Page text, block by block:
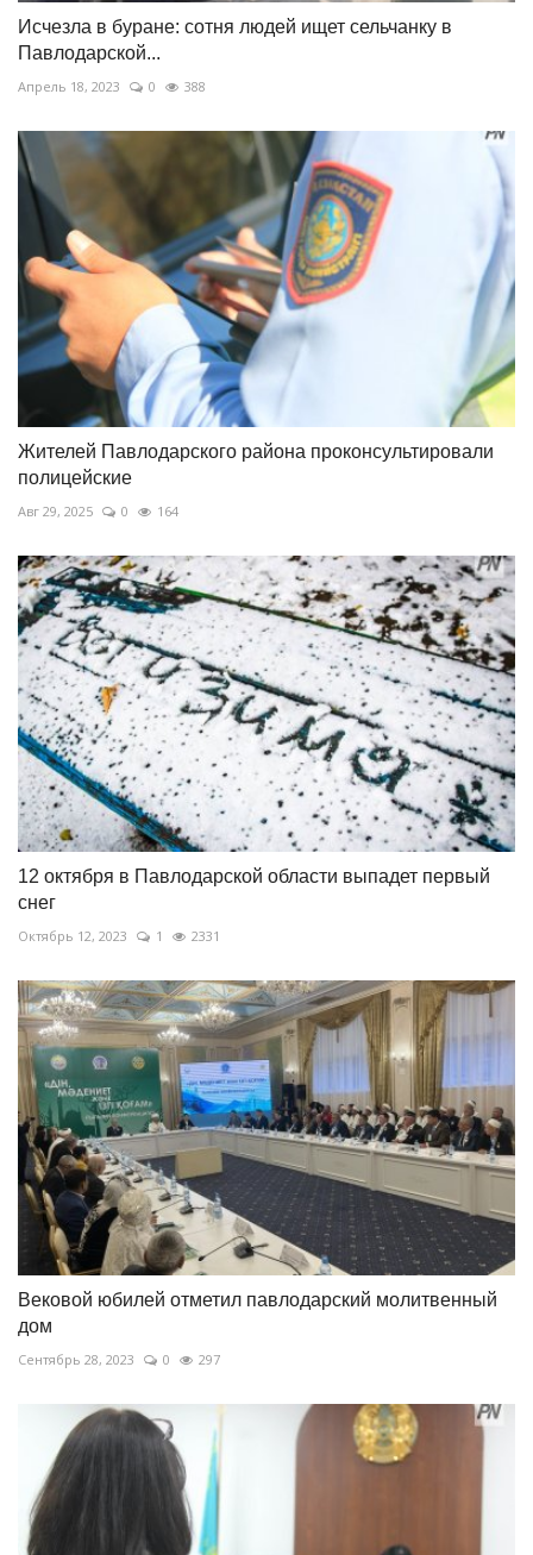
Исчезла в буране: сотня людей ищет сельчанку в
Павлодарской...
Апрель 18, 2023 0 388
Жителей Павлодарского района проконсультировали
полицейские
Авг 29, 2025 0 164
12 октября в Павлодарской области выпадет первый
снег
Октябрь 12, 2023 1 2331
Вековой юбилей отметил павлодарский молитвенный
дом
Сентябрь 28, 2023 0 297